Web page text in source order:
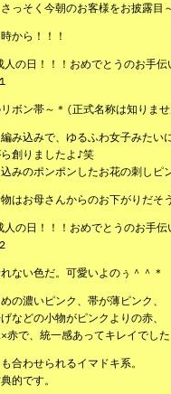
っそく今朝のお客様をお披露目
から！！！
ボン帯～＊(正式名称は知りま
み込みで、ゆるふわ女子みたい
創りましたよ♪笑
みのポンポンしたお花の刺しピ
はお母さんからのお下がりだそ
ない色だ。可愛いよのぅ＾＾＊
の濃いピンク、帯が薄ピンク、
などの小物がピンクよりの赤、
赤で、統一感あってキレイでし
合わせられるイマドキ系。
的です。